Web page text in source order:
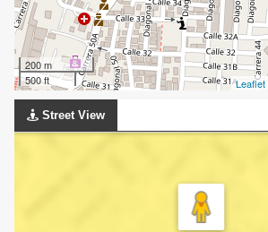
200 m
500 ft
Leaflet
Street View